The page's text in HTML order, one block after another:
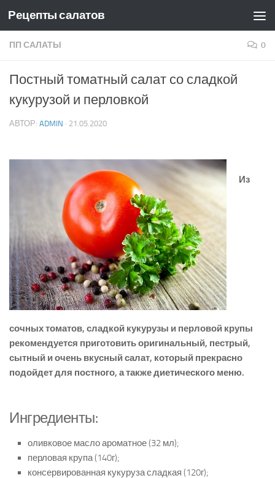
Skip to content
Рецепты салатов
ПП САЛАТЫ 0
Постный томатный салат со сладкой
кукурузой и перловкой
АВТОР: ADMIN · 21.05.2020
Из
сочных томатов, сладкой кукурузы и перловой крупы
рекомендуется приготовить оригинальный, пестрый,
сытный и очень вкусный салат, который прекрасно
подойдет для постного, а также диетического меню.
Ингредиенты:
оливковое масло ароматное (32 мл);
перловая крупа (140г);
консервированная кукуруза сладкая (120г);